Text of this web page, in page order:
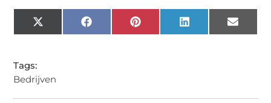
X
Facebook Pinterest LinkedIn Email
Tags:
Bedrijven